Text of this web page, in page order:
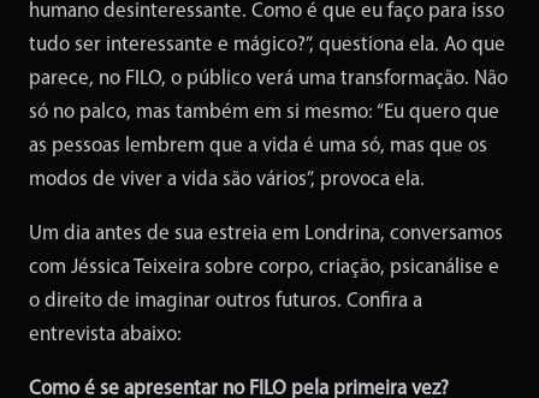
humano desinteressante. Como é que eu faço para isso
tudo ser interessante e mágico?”, questiona ela. Ao que
parece, no FILO, o público verá uma transformação. Não
só no palco, mas também em si mesmo: “Eu quero que
as pessoas lembrem que a vida é uma só, mas que os
modos de viver a vida são vários”, provoca ela.
Um dia antes de sua estreia em Londrina, conversamos
com Jéssica Teixeira sobre corpo, criação, psicanálise e
o direito de imaginar outros futuros. Confira a
entrevista abaixo:
Como é se apresentar no FILO pela primeira vez?